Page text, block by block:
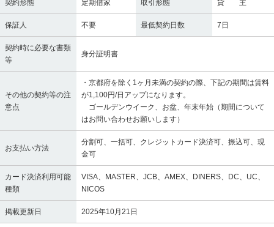
契約形態 定期借家 取引形態 貸 主
保証人 不要 最低契約日数 7日
契約時に必要な書類
等
身分証明書
その他の契約等の注
意点
・京都府を除く1ヶ月未満の契約の際、下記の期間は賃料
が1,100円/日アップになります。
ゴールデンウイーク、お盆、年末年始（期間について
はお問い合わせお願いします）
お支払い方法
分割可、一括可、クレジットカード決済可、振込可、現
金可
カード決済利用可能
種類
VISA、MASTER、JCB、AMEX、DINERS、DC、UC、
NICOS
掲載更新日 2025年10月21日